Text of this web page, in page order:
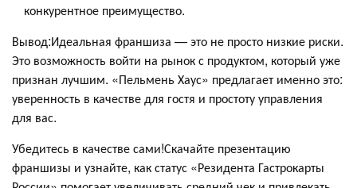
конкурентное преимущество.
Вывод:Идеальная франшиза — это не просто низкие риски.
Это возможность войти на рынок с продуктом, который уже
признан лучшим. «Пельмень Хаус» предлагает именно это:
уверенность в качестве для гостя и простоту управления
для вас.
Убедитесь в качестве сами!Скачайте презентацию
франшизы и узнайте, как статус «Резидента Гастрокарты